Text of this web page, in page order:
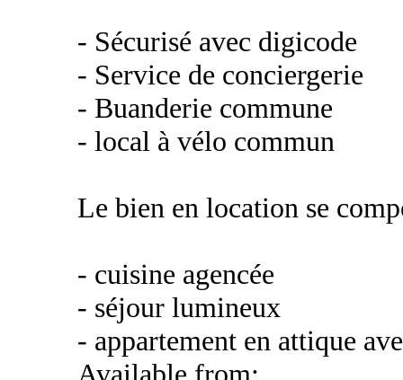
- Sécurisé avec digicode
- Service de conciergerie
- Buanderie commune
- local à vélo commun
Le bien en location se
- cuisine agencée
- séjour lumineux
- appartement en attique